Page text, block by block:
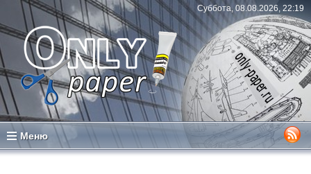
Суббота, 08.08.2026, 22:19
Меню